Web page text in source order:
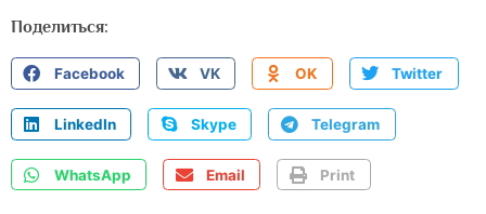
Поделиться:
Facebook VK OK Twitter
LinkedIn Skype Telegram
WhatsApp Email Print